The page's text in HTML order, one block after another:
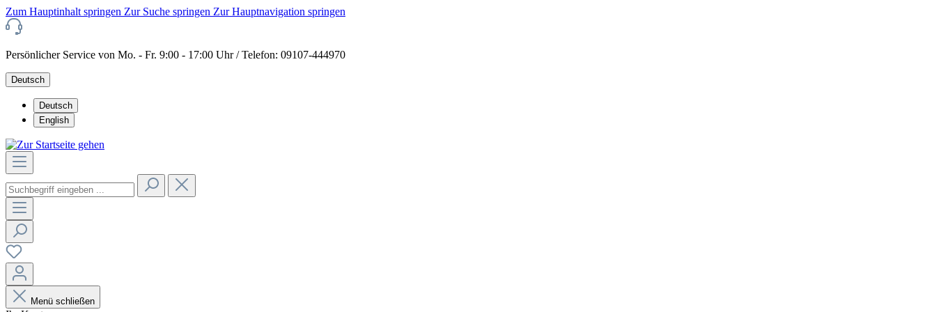
Zum Hauptinhalt springen Zur Suche springen Zur Hauptnavigation springen
Persönlicher Service von Mo. - Fr. 9:00 - 17:00 Uhr / Telefon: 09107-444970
Deutsch
Deutsch
English
Menü schließen